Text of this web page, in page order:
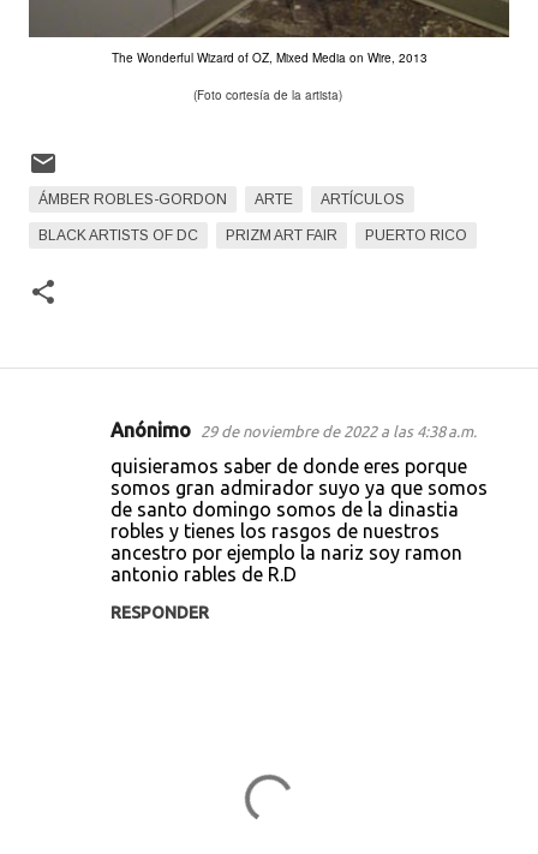
The Wonderful Wizard of OZ, Mixed Media on Wire, 2013
(Foto cortesía de la artista)
ÁMBER ROBLES-GORDON ARTE ARTÍCULOS
BLACK ARTISTS OF DC PRIZM ART FAIR PUERTO RICO
Anónimo 29 de noviembre de 2022 a las 4:38 a.m.
quisieramos saber de donde eres porque
somos gran admirador suyo ya que somos
de santo domingo somos de la dinastia
robles y tienes los rasgos de nuestros
ancestro por ejemplo la nariz soy ramon
antonio rables de R.D
RESPONDER